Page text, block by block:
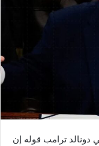
دونالد ترامب قوله إن